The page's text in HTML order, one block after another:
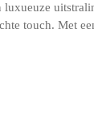
luxueuze
touch. Met